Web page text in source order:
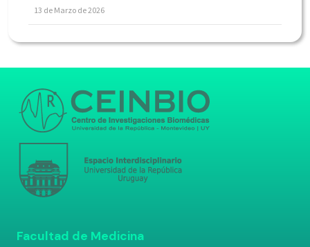
13 de Marzo de 2026
Facultad de Medicina